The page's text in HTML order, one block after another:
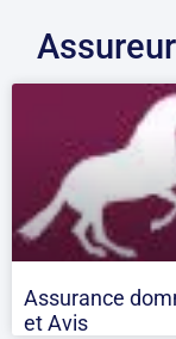
Assurance
et Avis